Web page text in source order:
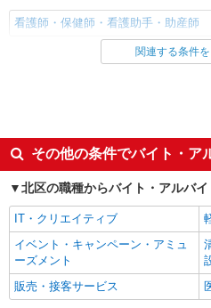
看護師・保健師・看護助手・助産師
同じ雇用形態から王子駅の求人を
入社日応相談
経験者・有資格者歓迎
女性活躍中
フリーター歓迎
ブランクOK
エルダー（50代～）活躍中
高収入・高額
関連する条件
その他の条件でバイト・ア
北区の職種からバイト・アルバ
IT・クリエイティブ
イベント・キャンペーン・アミュ
ーズメント
販売・接客サービス